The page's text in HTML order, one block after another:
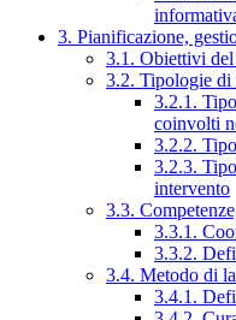
3. Pianificazione,
3.1. Obiettivi
3.2. Tipologie di
3.2.1.
coinvolti
3.2.2.
3.2.3.
intervento
3.3.
3.3.1.
3.3.2.
3.4. Metodo di
3.4.1.